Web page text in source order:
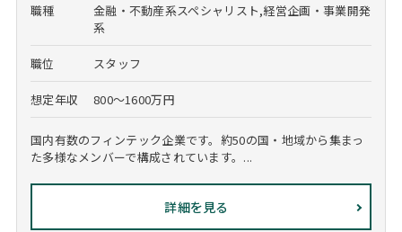
職種
金融・不動産系スペシャリスト,経営企画・事業開発
系
職位 スタッフ
想定年収 800～1600万円
国内有数のフィンテック企業です。約50の国・地域から集まっ
た多様なメンバーで構成されています。...
詳細を見る